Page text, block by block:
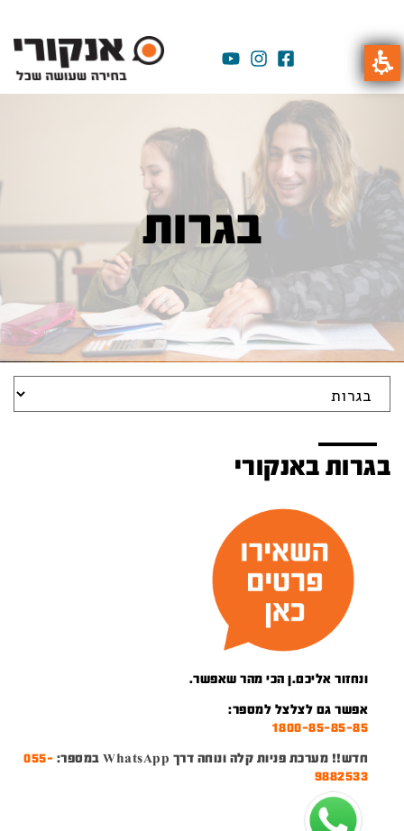
בגרות
בגרות באנקורי
ונחזור אליכם.ן הכי מהר שאפשר.
אפשר גם לצלצל למספר:
1800-85-85-85
חדש!! מערכת פניות קלה ונוחה דרך WhatsApp במספר:
055-
9882533